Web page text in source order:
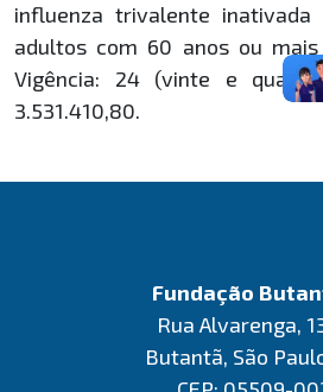
influenza trivalente
adultos com 60 anos ou
Vigência: 24 (vinte e
3.531.410,80.
Fundação
Rua Alvarenga,
Butantã, São